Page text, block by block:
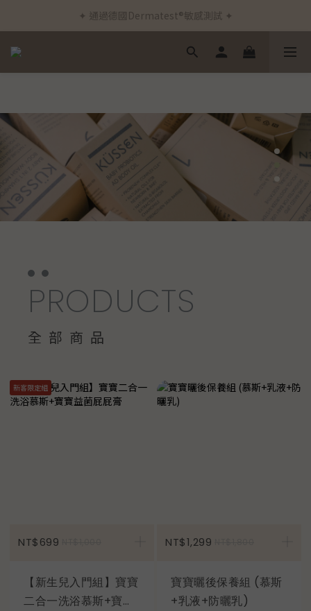
✦ 新客首筆訂單免運費 ✦
✦ 通過德國Dermatest®敏感測試 ✦
✦ 新客首筆訂單免運費 ✦
PRODUCTS
全部商品
新客限定組
NT$699 加入購物車
【新生兒入門組】寶寶
二合一洗浴慕斯+寶寶
NT$1,299
寶寶曬後保養組 (慕斯
+乳液+防曬乳)